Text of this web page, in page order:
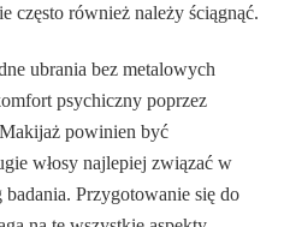
często również należy ściągnąć.
ubrania bez metalowych
psychiczny poprzez
powinien być
włosy najlepiej związać w
badania. Przygotowanie się do